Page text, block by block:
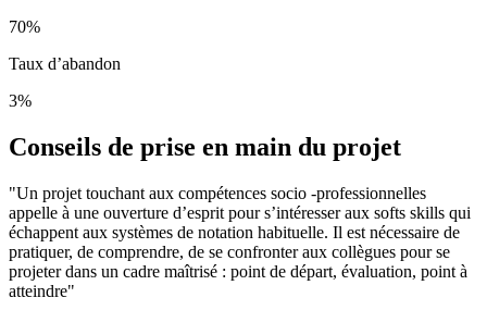
70%
Taux d’abandon
3%
Conseils de prise en main du projet
"Un projet touchant aux compétences socio -professionnelles
appelle à une ouverture d’esprit pour s’intéresser aux softs skills qui
échappent aux systèmes de notation habituelle. Il est nécessaire de
pratiquer, de comprendre, de se confronter aux collègues pour se
projeter dans un cadre maîtrisé : point de départ, évaluation, point à
atteindre"